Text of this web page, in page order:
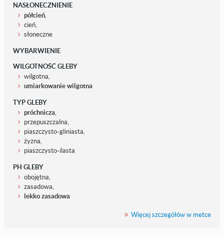
NASŁONECZNIENIE
półcień
cień,
słoneczne
WYBARWIENIE
WILGOTNOŚĆ GLEBY
wilgotna,
umiarkowanie wilgotna
TYP GLEBY
próchnicza
przepuszczalna,
piaszczysto-gliniasta,
żyzna,
piaszczysto-ilasta
PH GLEBY
obojętna,
zasadowa,
lekko zasadowa
Więcej szczegółów w metce